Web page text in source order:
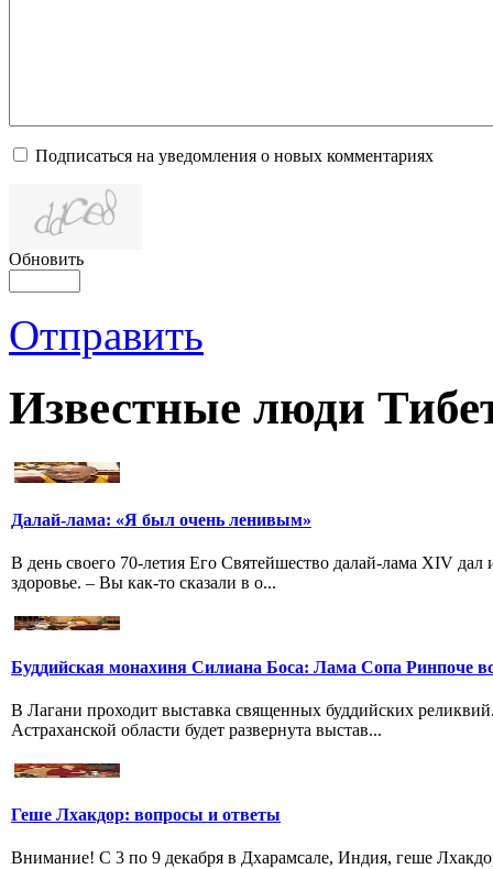
Подписаться на уведомления о новых комментариях
Обновить
Отправить
Известные люди
Далай-лама: «Я был очень ленивым»
В день своего 70-летия Его Святейшество далай-лама XIV
здоровье. – Вы как-то сказали в о...
Буддийская монахиня Силиана Боса: Лама Сопа Ринпоче
В Лагани проходит выставка священных буддийских
Астраханской области будет развернута выстав...
Геше Лхакдор: вопросы и ответы
Внимание! С 3 по 9 декабря в Дхарамсале, Индия, геше